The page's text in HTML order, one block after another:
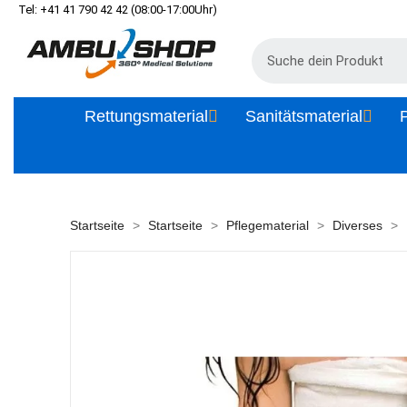
Tel: +41 41 790 42 42 (08:00-17:00Uhr)
Rettungsmaterial Sanitätsmaterial
Startseite Startseite Pflegematerial Diverses